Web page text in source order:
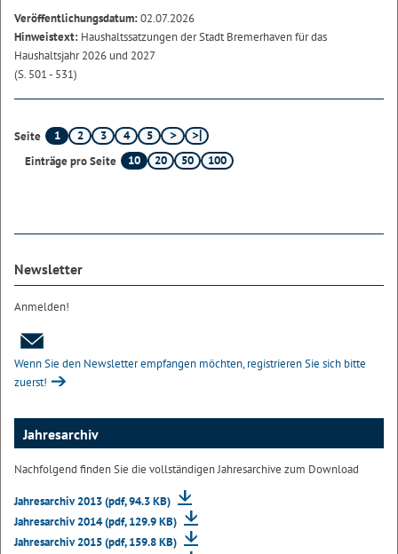
Veröffentlichungsdatum:02.07.2026
Hinweistext: Haushaltssatzungen der Stadt Bremerhaven für das
Haushaltsjahr 2026 und 2027
(S. 501 - 531)
Seite 1 2 3 4
5
Einträge pro Seite
10 20 50 100
Newsletter
Anmelden!
Wenn Sie den Newsletter empfangen möchten, registrieren Sie sich bitte
zuerst!
Jahresarchiv
Nachfolgend finden Sie die vollständigen Jahresarchive zum Download
Jahresarchiv 2013 (pdf, 94.3 KB)
Jahresarchiv 2014 (pdf, 129.9 KB)
Jahresarchiv 2015 (pdf, 159.8 KB)